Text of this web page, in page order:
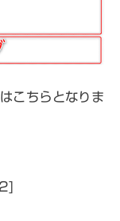
こちらとなりま